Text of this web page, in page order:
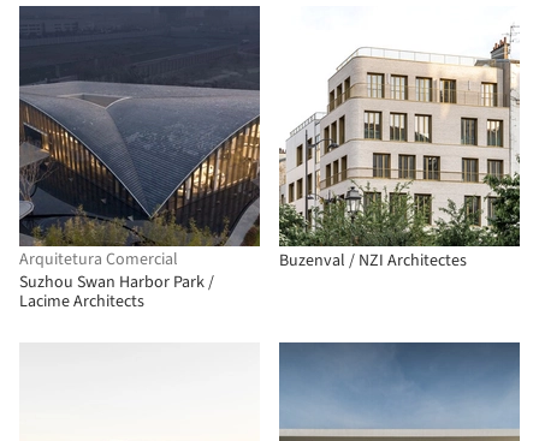
Arquitetura Comercial
Suzhou Swan Harbor Park /
Lacime Architects
Buzenval / NZI Architectes